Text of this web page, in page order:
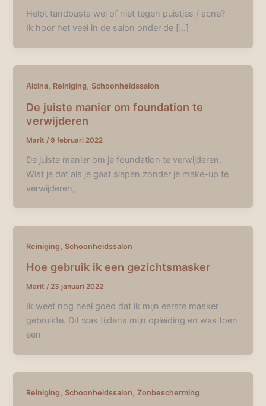
Helpt tandpasta wel of niet tegen puistjes / acne?
Ik hoor het veel in de salon onder de […]
Alcina, Reiniging,Schoonheidssalon
De juiste manier om foundation te
verwijderen
Marit /9 februari 2022
De juiste manier om je foundation te verwijderen.
Wist je dat als je gaat slapen zonder je make-up te
verwijderen,
Reiniging ,Schoonheidssalon
Hoe gebruik ik een gezichtsmasker
Marit/ 23 januari 2022
Ik weet nog heel goed dat ik mijn eerste masker
gebruikte. Dit was tijdens mijn opleiding en was toen
een
Reiniging,Schoonheidssalon,Zonbescherming